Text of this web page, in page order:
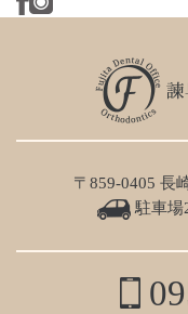
〒859-0405 長
駐車場